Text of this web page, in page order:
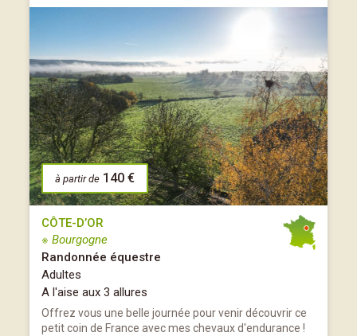
à partir de 140 €
CÔTE-D’OR
※ Bourgogne
Randonnée équestre
Adultes
A l'aise aux 3 allures
Offrez vous une belle journée pour venir découvrir ce
petit coin de France avec mes chevaux d'endurance !